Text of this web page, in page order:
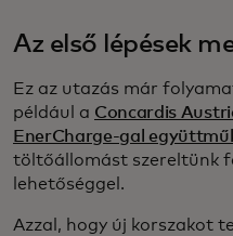
Az első lépések
Ez az utazás már
például a Concardis
EnerCharge-gal
töltőállomást szereltünk
lehetőséggel.
Azzal, hogy új korszakot